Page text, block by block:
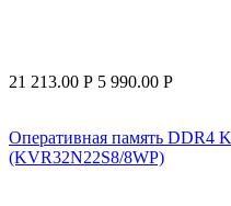
21 213.00 Р 5 990.00 Р
Оперативная память DDR4
(KVR32N22S8/8WP)